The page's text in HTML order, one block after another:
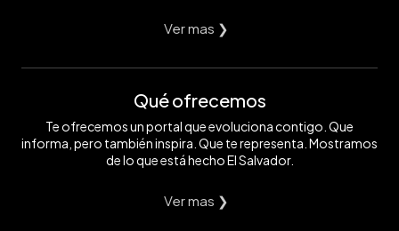
Ver mas ❯
Qué ofrecemos
Te ofrecemos un portal que evoluciona contigo. Que
informa, pero también inspira. Que te representa. Mostramos
de lo que está hecho El Salvador.
Ver mas ❯